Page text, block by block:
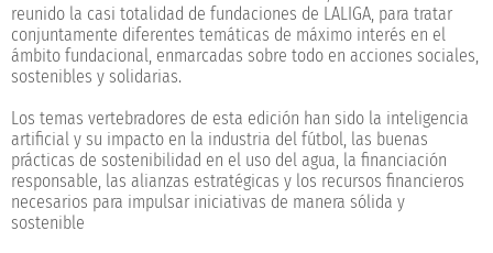
reunido la casi totalidad de fundaciones de LALIGA, para tratar
conjuntamente diferentes temáticas de máximo interés en el
ámbito fundacional, enmarcadas sobre todo en acciones sociales,
sostenibles y solidarias.
Los temas vertebradores de esta edición han sido la inteligencia
artificial y su impacto en la industria del fútbol, las buenas
prácticas de sostenibilidad en el uso del agua, la financiación
responsable, las alianzas estratégicas y los recursos financieros
necesarios para impulsar iniciativas de manera sólida y
sostenible